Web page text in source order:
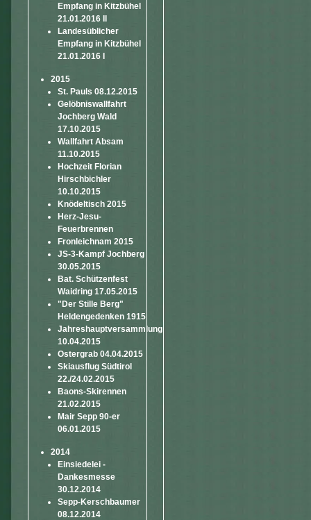
Empfang in Kitzbühel
21.01.2016 II
Landesüblicher
Empfang in Kitzbühel
21.01.2016 I
2015
St. Pauls 08.12.2015
Gelöbniswallfahrt
Jochberg Wald
17.10.2015
Wallfahrt Absam
11.10.2015
Hochzeit Florian
Hirschbichler
10.10.2015
Knödeltisch 2015
Herz-Jesu-
Feuerbrennen
Fronleichnam 2015
JS-3-Kampf Jochberg
30.05.2015
Bat. Schützenfest
Waidring 17.05.2015
"Der Stille Berg"
Heldengedenken 1915
Jahreshauptversammlung
10.04.2015
Ostergrab 04.04.2015
Skiausflug Südtirol
22./24.02.2015
Baons-Skirennen
21.02.2015
Mair Sepp 90-er
06.01.2015
2014
Einsiedelei -
Dankesmesse
30.12.2014
Sepp-Kerschbaumer
08.12.2014